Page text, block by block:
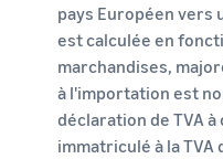
pays Européen vers
est calculée en
marchandises,
à l'importation est
déclaration de TVA
immatriculé à la TVA